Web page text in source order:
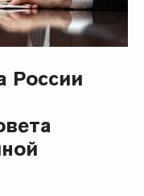
России